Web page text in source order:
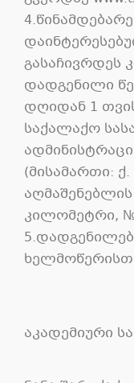
გასაჩივრდეს
დადგენილი
დღიდან 1
საქალაქო
(მისამართი:
აღმაშენებლის
კილომეტრი,
აკადემიური